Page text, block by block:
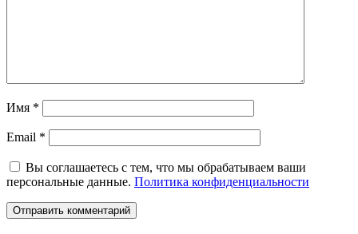
Имя *
Email *
Вы соглашаетесь с тем, что мы обрабатываем ваши
персональные данные. Политика конфиденциальности